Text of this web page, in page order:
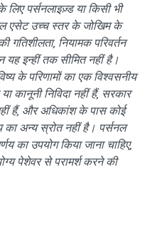
लिए पर्सनलाइज़्ड या किसी भी
एसेट उच्च स्तर के जोखिम के
गतिशीलता, नियामक परिवर्तन
इन्हीं तक सीमित नहीं है।
के परिणामों का एक विश्वसनीय
निविदा नहीं हैं, सरकार
हैं, और अधिकांश के पास कोई
का अन्य स्रोत नहीं है। पर्सनल
का उपयोग किया जाना चाहिए,
पेशेवर से परामर्श करने की